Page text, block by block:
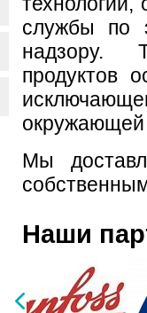
службы по
надзору.
продуктов
Мы
Наши